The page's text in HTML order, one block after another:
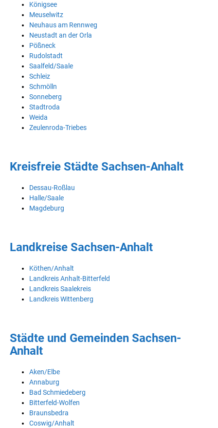
Königsee
Meuselwitz
Neuhaus am Rennweg
Neustadt an der Orla
Pößneck
Rudolstadt
Saalfeld/Saale
Schleiz
Schmölln
Sonneberg
Stadtroda
Weida
Zeulenroda-Triebes
Kreisfreie Städte Sachsen-Anhalt
Dessau-Roßlau
Halle/Saale
Magdeburg
Landkreise Sachsen-Anhalt
Köthen/Anhalt
Landkreis Anhalt-Bitterfeld
Landkreis Saalekreis
Landkreis Wittenberg
Städte und Gemeinden Sachsen-
Anhalt
Aken/Elbe
Annaburg
Bad Schmiedeberg
Bitterfeld-Wolfen
Braunsbedra
Coswig/Anhalt